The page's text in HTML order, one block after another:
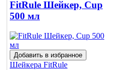
FitRule Шейкер, Cup
500 мл
Добавить в избранное
Шейкера FitRule